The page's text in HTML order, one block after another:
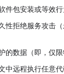
件包安装或等效
性拒绝服务攻击
的数据（即，仅限
中远程执行任意